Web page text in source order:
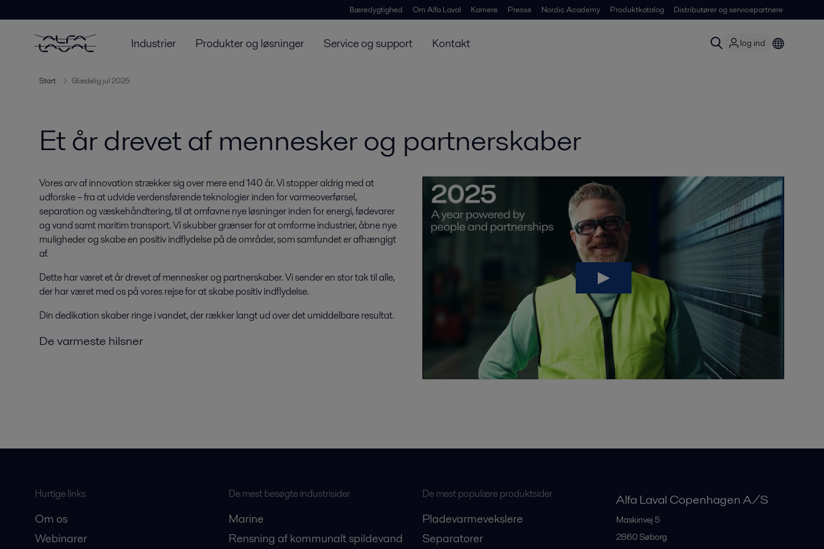
Bæredygtighed Om Alfa Laval Karriere Presse Nordic Academy Produktkatalog Distributører og servicepartnere
Industrier Produkter og løsninger Service og support Kontakt log ind
Start Glædelig jul 2025
Et år drevet af mennesker og partnerskaber
Vores arv af innovation strækker sig over mere end 140 år. Vi stopper aldrig med at
udforske – fra at udvide verdensførende teknologier inden for varmeoverførsel,
separation og væskehåndtering, til at omfavne nye løsninger inden for energi, fødevarer
og vand samt maritim transport. Vi skubber grænser for at omforme industrier, åbne nye
muligheder og skabe en positiv indflydelse på de områder, som samfundet er afhængigt
af.
Dette har været et år drevet af mennesker og partnerskaber. Vi sender en stor tak til alle,
der har været med os på vores rejse for at skabe positiv indflydelse.
Din dedikation skaber ringe i vandet, der rækker langt ud over det umiddelbare resultat.
De varmeste hilsner
Hurtige links
Om os
Webinarer
De mest besøgte industrisider
Marine
Rensning af kommunalt spildevand
De mest populære produktsider
Pladevarmevekslere
Separatorer
Alfa Laval Copenhagen A/S
Maskinvej 5
2860Søborg